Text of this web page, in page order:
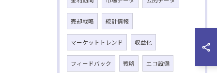
売却戦略 統計情報
マーケットトレンド 収益化
フィードバック 戦略 エコ設備